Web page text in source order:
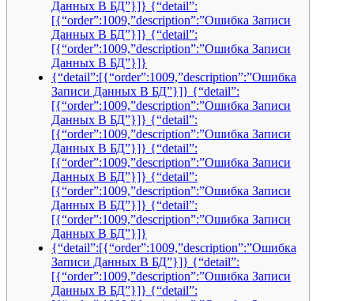
Данных В БД”}]} {“detail”:
[{“order”:1009,”description”:”Ошибка Записи
Данных В БД”}]} {“detail”:
[{“order”:1009,”description”:”Ошибка Записи
Данных В БД”}]}
{“detail”:[{“order”:1009,”description”:”Ошибка
Записи Данных В БД”}]} {“detail”:
[{“order”:1009,”description”:”Ошибка Записи
Данных В БД”}]} {“detail”:
[{“order”:1009,”description”:”Ошибка Записи
Данных В БД”}]} {“detail”:
[{“order”:1009,”description”:”Ошибка Записи
Данных В БД”}]} {“detail”:
[{“order”:1009,”description”:”Ошибка Записи
Данных В БД”}]} {“detail”:
[{“order”:1009,”description”:”Ошибка Записи
Данных В БД”}]}
{“detail”:[{“order”:1009,”description”:”Ошибка
Записи Данных В БД”}]} {“detail”:
[{“order”:1009,”description”:”Ошибка Записи
Данных В БД”}]} {“detail”: